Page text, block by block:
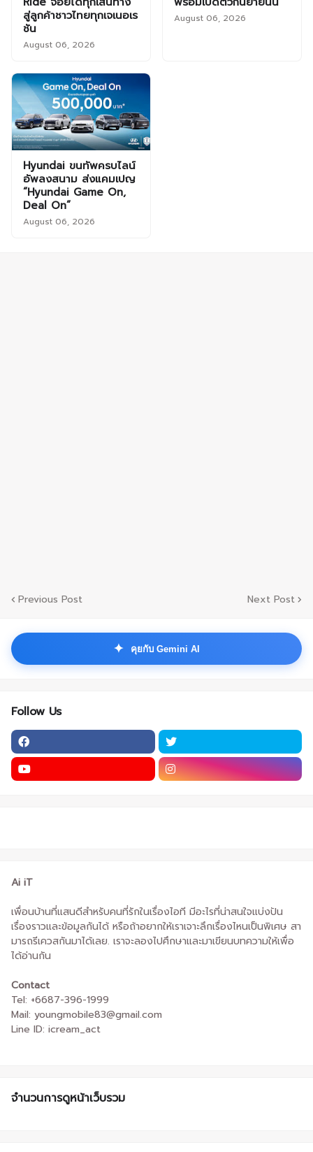
สู่ลูกค้าชาวไทยทุกเจเนอเร
ชัน
August 06, 2026
August 06, 2026
Hyundai ขนทัพครบไลน์
อัพลงสนาม ส่งแคมเปญ
“Hyundai Game On,
Deal On”
August 06, 2026
Previous Post Next Post
✦ คุยกับ Gemini AI
Follow Us
Ai iT
เพื่อนบ้านที่แสนดีสำหรับคนที่รักในเรื่องไอที มีอะไรที่น่าสนใจแบ่งปัน
เรื่องราวและข้อมูลกันได้ หรือถ้าอยากให้เราเจาะลึกเรื่องไหนเป็นพิเศษ สา
มารถรีเควสกันมาได้เลย. เราจะลองไปศึกษาและมาเขียนบทความให้เพื่อ
ได้อ่านกัน
Contact
Tel: +6687-396-1999
Mail: youngmobile83@gmail.com
Line ID: icream_act
จำนวนการดูหน้าเว็บรวม